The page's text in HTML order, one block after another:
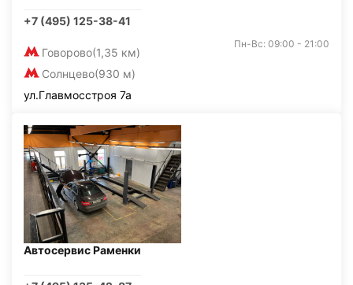
+7 (495) 125-38-41
Говорово(1,35 км)
Солнцево(930 м)
Пн-Вс: 09:00 - 21:00
ул.Главмосстроя 7а
Автосервис Раменки